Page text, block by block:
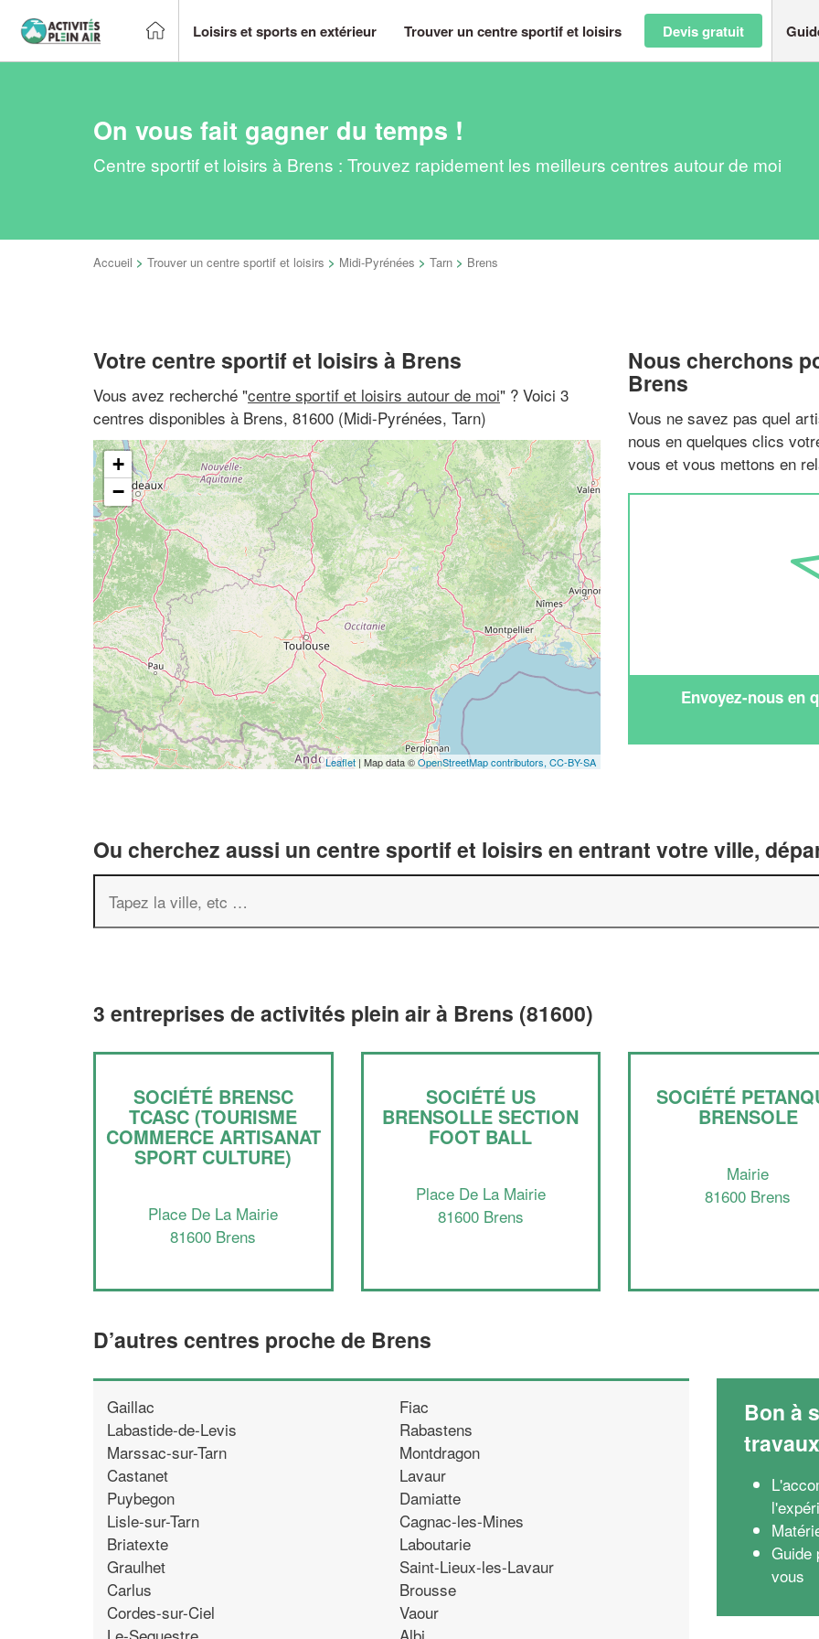
Loisirs et sports en extérieur Trouver un centre sportif et loisirs Devis gratuit
On vous fait gagner du temps !
Centre sportif et loisirs à Brens : Trouvez rapidement les meilleurs centres autour de moi
Accueil > Trouver un centre sportif et loisirs > Midi-Pyrénées > Tarn > Brens
Votre centre sportif et loisirs à Brens
Vous avez recherché "centre sportif et loisirs autour de moi" ? Voici 3
centres disponibles à Brens, 81600 (Midi-Pyrénées, Tarn)
+
−
Leaflet | Map data ©OpenStreetMap contributors, CC-BY-SA
Nous cherchons
Brens
Vous ne savez pas quel
nous en quelques clics
vous et vous mettons en
Envoyez-nous en
Ou cherchez aussi un centre sportif et loisirs en entrant votre ville,
3 entreprises de activités plein air à Brens (81600)
SOCIÉTÉ BRENSC
TCASC (TOURISME
COMMERCE ARTISANAT
SPORT CULTURE)
Place De La Mairie
81600 Brens
SOCIÉTÉ US
BRENSOLLE SECTION
FOOT BALL
Place De La Mairie
81600 Brens
SOCIÉTÉ
BRENSOLE
Mairie
81600 Brens
D’autres centres proche de Brens
Gaillac
Labastide-de-Levis
Marssac-sur-Tarn
Castanet
Puybegon
Lisle-sur-Tarn
Briatexte
Graulhet
Carlus
Cordes-sur-Ciel
Le-Sequestre
Fiac
Rabastens
Montdragon
Lavaur
Damiatte
Cagnac-les-Mines
Laboutarie
Saint-Lieux-les-Lavaur
Brousse
Vaour
Albi
Bon à
travaux
Guide
vous